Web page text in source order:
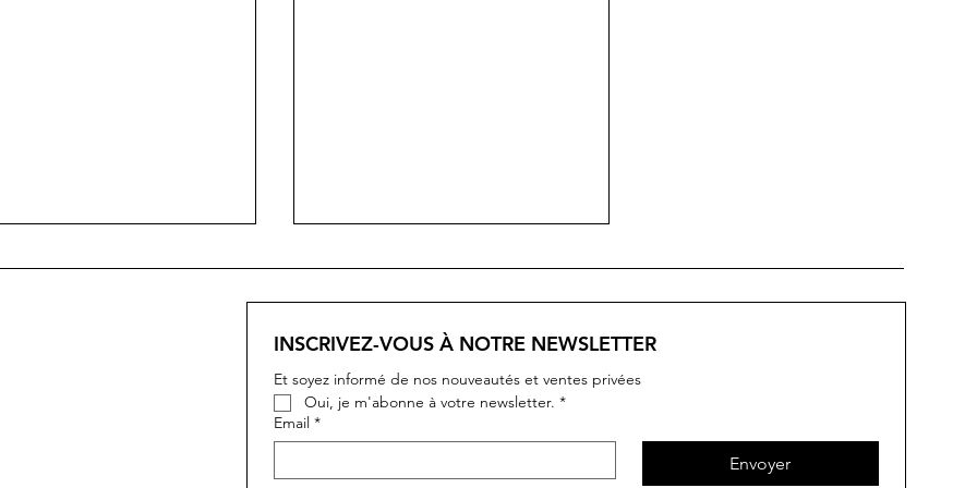
INSCRIVEZ-VOUS À NOTRE NEWSLETTER
Et soyez informé de nos nouveautés et ventes privées
Oui, je m'abonne à votre newsletter. *
Email *
Envoyer